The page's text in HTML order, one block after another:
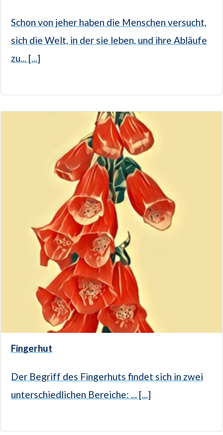
Schon von jeher haben die Menschen versucht,
sich die Welt, in der sie leben, und ihre Abläufe
zu... [...]
Fingerhut
Der Begriff des Fingerhuts findet sich in zwei
unterschiedlichen Bereiche: ... [...]